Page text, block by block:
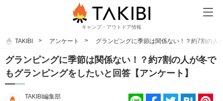
キャンプ・アウトドア情報
TAKIBI アンケート グランピングに季節は関係ない！？約7割の人
グランピングに季節は関係ない！？約7割の人が冬で
もグランピングをしたいと回答【アンケート】
TAKIBI編集部